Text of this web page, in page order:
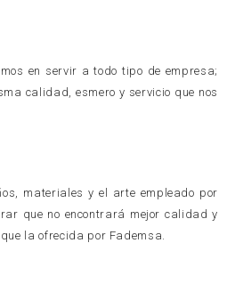
en servir a todo tipo de empresa;
calidad, esmero y servicio que nos
materiales y el arte empleado por
que no encontrará mejor calidad y
la ofrecida por Fademsa.